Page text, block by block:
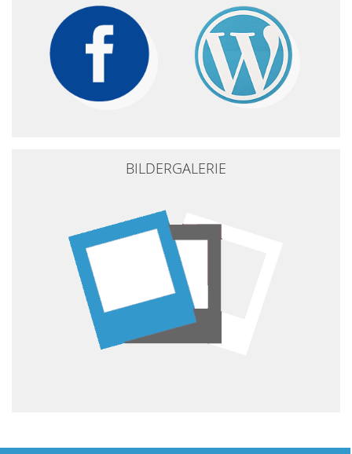
BILDERGALERIE